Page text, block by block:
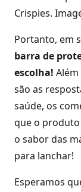
Portanto, em
barra de
escolha!
são as
saúde, os
que o
o sabor das
para lanchar!
Esperamos